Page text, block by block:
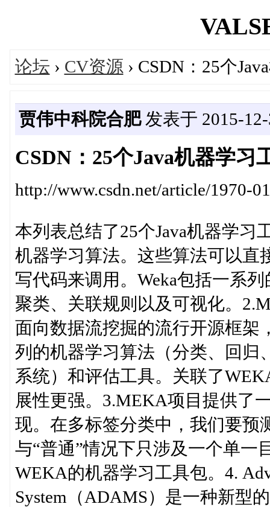
论坛 › CV资源 › CSDN：25个
贾伟中科院合肥发表于 2015-12-
CSDN：25个Java机器学习
http://www.csdn.net/article/1970-
本列表总结了25个Java机器学习
机器学习算法。这些算法可以直
写代码来调用。Weka包括一系
聚类、关联规则以及可视化。
面向数据流挖掘的流行开源框架
列的机器学习算法（分类、回归
系统）和评估工具。关联了
展性更强。3.MEKA项目提供了
现。在多标签分类中，我们要预
与“普通”情况下只涉及一个单
WEKA的机器学习工具包。4.
System（ADAMS）是一种新型